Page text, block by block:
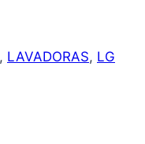
, LAVADORAS, LG